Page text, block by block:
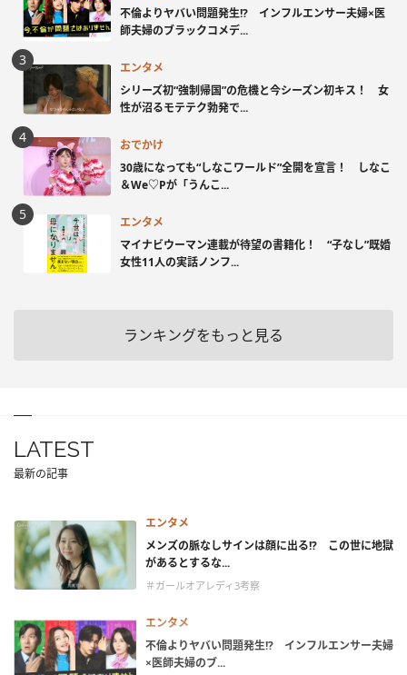
不倫よりヤバい問題発生!? インフルエンサー夫婦×医
師夫婦のブラックコメデ...
エンタメ
シリーズ初“強制帰国”の危機と今シーズン初キス！ 女
性が沼るモテテク勃発で...
おでかけ
30歳になっても“しなこワールド”全開を宣言！ しなこ
＆We♡Pが「うんこ...
エンタメ
マイナビウーマン連載が待望の書籍化！ “子なし”既婚
女性11人の実話ノンフ...
ランキングをもっと見る
LATEST
最新の記事
エンタメ
メンズの脈なしサインは顔に出る!? この世に地獄
があるとするな...
＃ガールオアレディ3考察
エンタメ
不倫よりヤバい問題発生!? インフルエンサー夫婦
×医師夫婦のブ...